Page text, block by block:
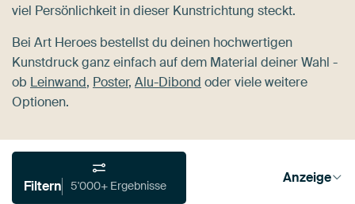
viel Persönlichkeit in dieser Kunstrichtung steckt.
Bei Art Heroes bestellst du deinen hochwertigen
Kunstdruck ganz einfach auf dem Material deiner Wahl -
ob Leinwand, Poster, Alu-Dibond oder viele weitere
Optionen.
Filtern 5'000+ Ergebnisse Anzeige